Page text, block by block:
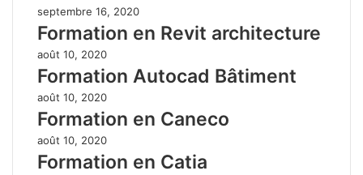
septembre 16, 2020
Formation en Revit architecture
août 10, 2020
Formation Autocad Bâtiment
août 10, 2020
Formation en Caneco
août 10, 2020
Formation en Catia